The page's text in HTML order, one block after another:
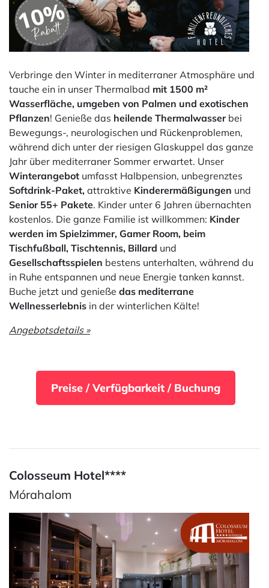
Verbringe den Winter in mediterraner Atmosphäre und
tauche ein in unser Thermalbad mit 1500 m²
Wasserfläche, umgeben von Palmen und exotischen
Pflanzen! Genieße das heilende Thermalwasser bei
Bewegungs-, neurologischen und Rückenproblemen,
während dich unter der riesigen Glaskuppel das ganze
Jahr über mediterraner Sommer erwartet. Unser
Winterangebot umfasst Halbpension, unbegrenztes
Softdrink-Paket, attraktive Kinderermäßigungen und
Senior 55+ Pakete. Kinder unter 6 Jahren übernachten
kostenlos. Die ganze Familie ist willkommen: Kinder
werden im Spielzimmer, Gamer Room, beim
Tischfußball, Tischtennis, Billard und
Gesellschaftsspielen bestens unterhalten, während du
in Ruhe entspannen und neue Energie tanken kannst.
Buche jetzt und genieße das mediterrane
Wellnesserlebnis in der winterlichen Kälte!
Angebotsdetails »
Preise / Verfügbarkeit / Buchung
Colosseum Hotel****
Mórahalom